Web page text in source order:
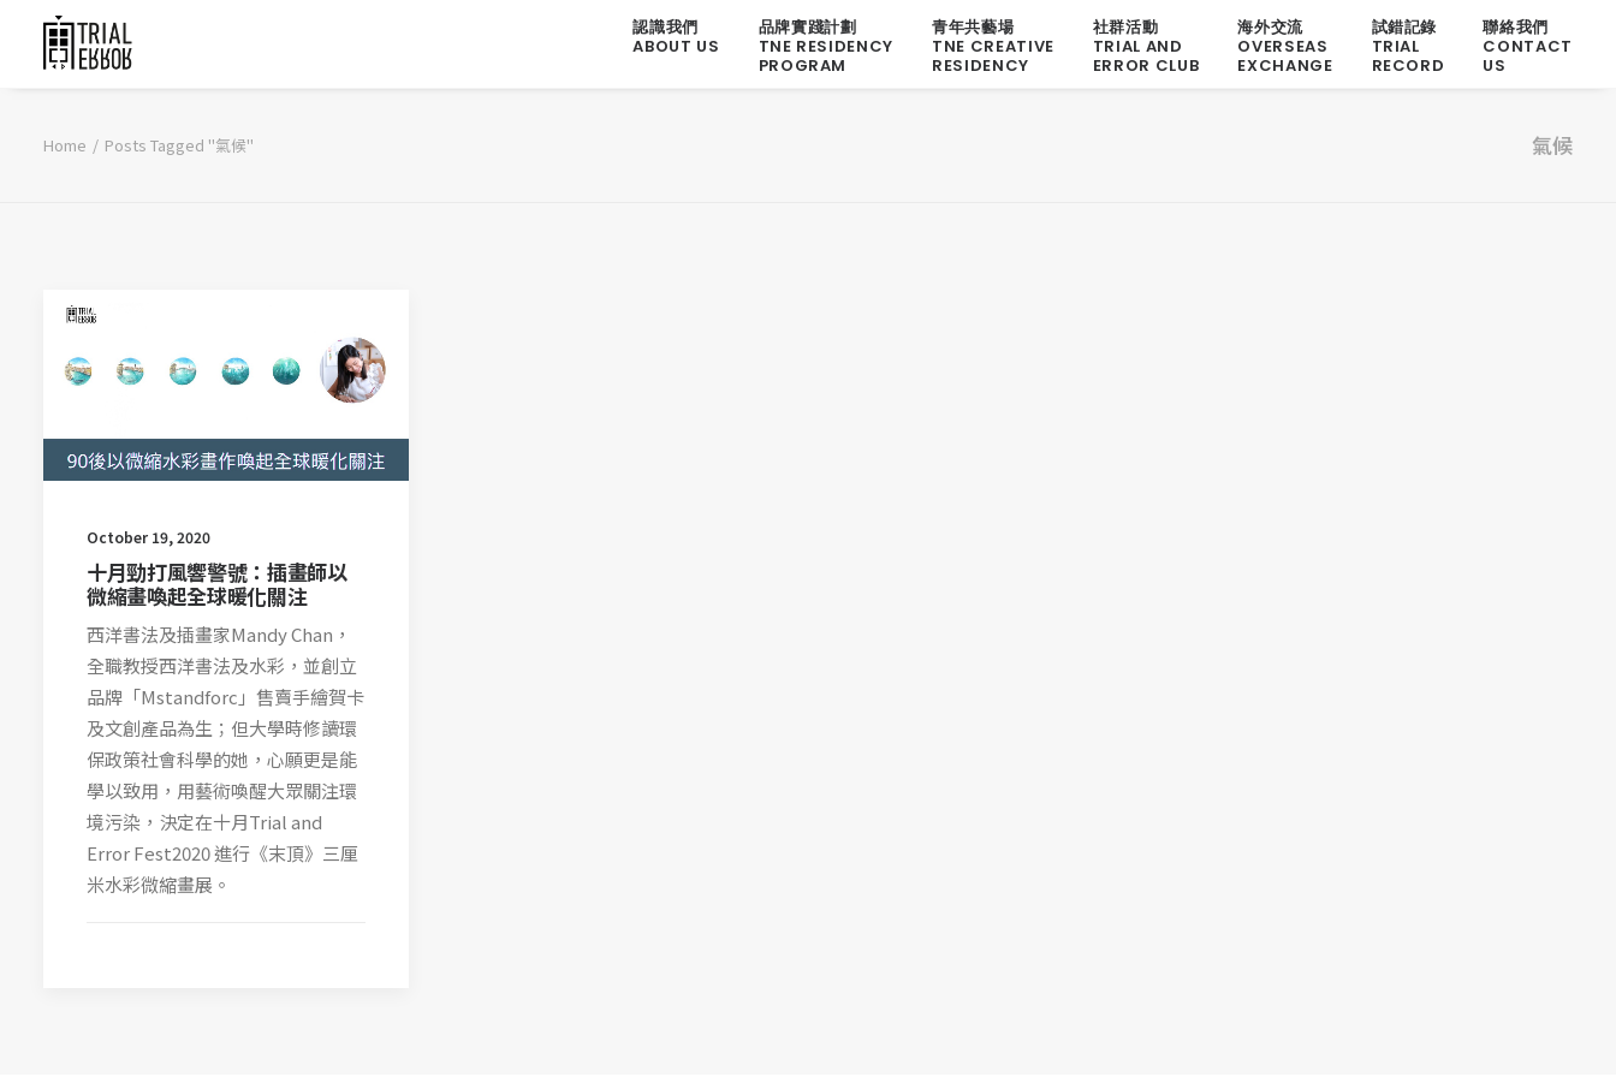
認識我們
ABOUT US
品牌實踐計劃
TNE RESIDENCY
PROGRAM
青年共藝場
TNE CREATIVE
RESIDENCY
社群活動
TRIAL AND
ERROR CLUB
海外交流
OVERSEAS
EXCHANGE
試錯記錄
TRIAL
RECORD
聯絡我們
CONTACT
US
氣候
Home Posts Tagged "氣候"
October 19, 2020
十月勁打風響警號：插畫師以
微縮畫喚起全球暖化關注
西洋書法及插畫家Mandy Chan，
全職教授西洋書法及水彩，並創立
品牌「Mstandforc」售賣手繪賀卡
及文創產品為生；但大學時修讀環
保政策社會科學的她，心願更是能
學以致用，用藝術喚醒大眾關注環
境污染，決定在十月Trial and
Error Fest2020 進行《末頂》三厘
米水彩微縮畫展。